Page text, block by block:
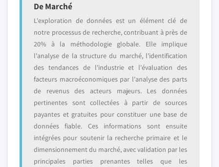
De Marché
L'exploration de données est un élément clé de
notre processus de recherche, contribuant à près de
20% à la méthodologie globale. Elle implique
l'analyse de la structure du marché, l'identification
des tendances de l'industrie et l'évaluation des
facteurs macroéconomiques par l'analyse des parts
de revenus des acteurs majeurs. Les données
pertinentes sont collectées à partir de sources
payantes et gratuites pour constituer une base de
données fiable. Ces informations sont ensuite
intégrées pour soutenir la recherche primaire et le
dimensionnement du marché, avec validation par les
principales parties prenantes telles que les